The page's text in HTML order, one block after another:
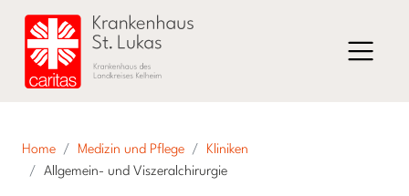
Home Medizin und Pflege
Kliniken
Allgemein- und Viszeralchirurgie